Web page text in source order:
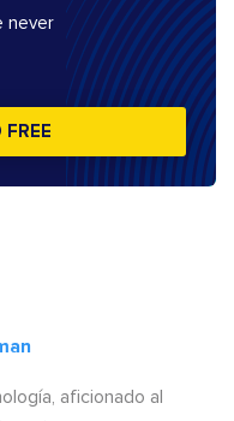
never
FREE
aficionado al